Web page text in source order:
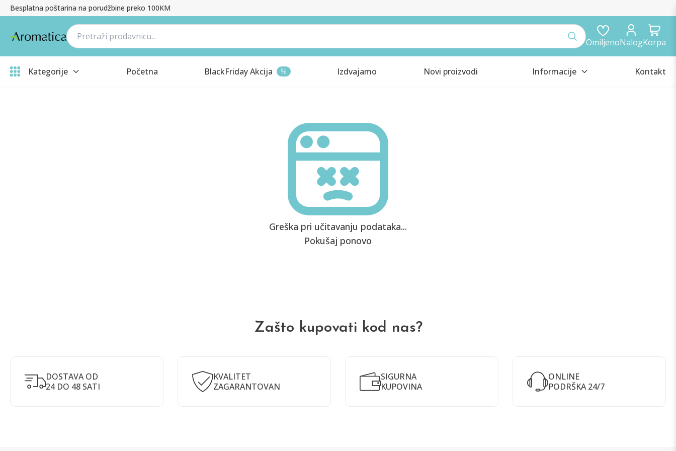
Besplatna poštarina na porudžbine preko 100KM
OmiljenoNalogKorpa
Kategorije Početna BlackFriday Akcija % Izdvajamo Novi proizvodi Informacije Kontakt
Greška pri učitavanju podataka...
Pokušaj ponovo
Zašto kupovati kod nas?
DOSTAVA OD
24 DO 48 SATI
KVALITET
ZAGARANTOVAN
SIGURNA
KUPOVINA
ONLINE
PODRŠKA 24/7